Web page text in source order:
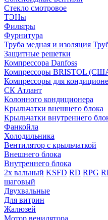
Стекло смотровое
ТЭНы
Фильтры
Фурнитура
Труба медная и изоляция
Защитные решетки
Компрессора Danfoss
Компрессоры BRISTOL
Компрессоры для
СК Атлант
Колонного кондиционера
Крыльчатки внешнего блока
Крыльчатки внутреннего
Фанкойла
Холодильника
Вентилятор с крыльчаткой
Внешнего блока
Внутреннего блока
2х вальный KSFD RD RPG
шаговый
Двухвальные
Для витрин
Жалюзей
Мотор венилятора